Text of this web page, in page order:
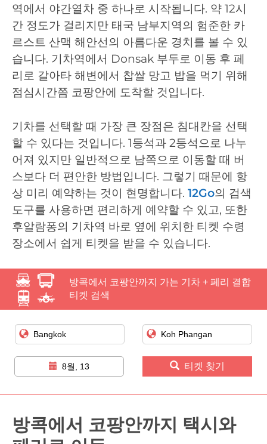
역에서 야간열차 중 하나로 시작됩니다. 약 12시
간 정도가 걸리지만 태국 남부지역의 험준한 카
르스트 산맥 해안선의 아름다운 경치를 볼 수 있
습니다. 기차역에서 Donsak 부두로 이동 후 페
리로 갈아타 해변에서 찹쌀 망고 밥을 먹기 위해
점심시간쯤 코팡안에 도착할 것입니다.
기차를 선택할 때 가장 큰 장점은 침대칸을 선택
할 수 있다는 것입니다. 1등석과 2등석으로 나누
어져 있지만 일반적으로 남쪽으로 이동할 때 버
스보다 더 편안한 방법입니다. 그렇기 때문에 항
상 미리 예약하는 것이 현명합니다. 12Go의 검색
도구를 사용하면 편리하게 예약할 수 있고, 또한
후알람퐁의 기차역 바로 옆에 위치한 티켓 수령
장소에서 쉽게 티켓을 받을 수 있습니다.
방콕에서 코팡안까지 가는 기차 + 페리 결합
티켓 검색
8월, 13 티켓 찾기
방콕에서 코팡안까지 택시와